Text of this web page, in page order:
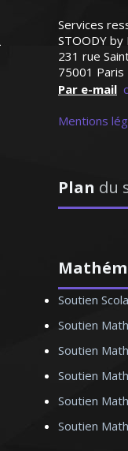
de
Services
STOODY by
231 rue
75001 Paris
Par e-mail
Mentions
Plan du
Soutien
Soutien
Soutien
Soutien
Soutien
Soutien